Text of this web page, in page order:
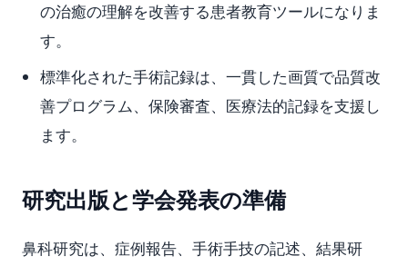
の治癒の理解を改善する患者教育ツールになりま
す。
標準化された手術記録は、一貫した画質で品質改
善プログラム、保険審査、医療法的記録を支援し
ます。
研究出版と学会発表の準備
鼻科研究は、症例報告、手術手技の記述、結果研